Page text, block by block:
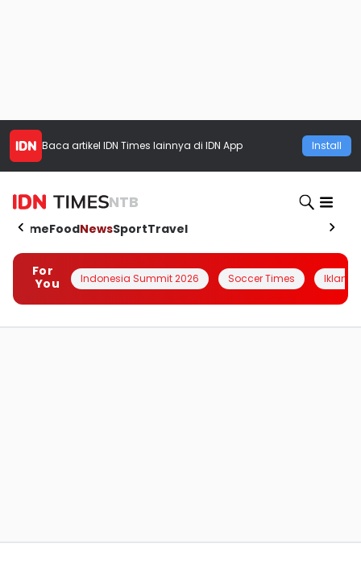
Baca artikel IDN Times lainnya di IDN App Install
NTB
HomeFoodNewsSportTravel
For
You
Indonesia Summit 2026 Soccer Times Iklanin